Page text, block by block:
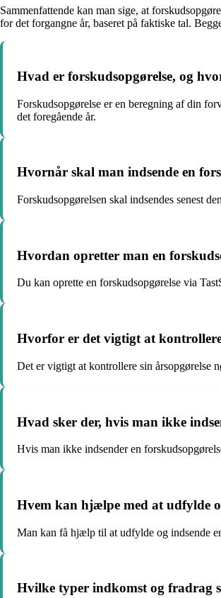
Sammenfattende kan man sige, at
for det forgangne år, baseret på faktiske tal.
Hvad er forskudsopgørelse, og
Forskudsopgørelse er en beregning af din
det foregående år.
Hvornår skal man indsende en
Forskudsopgørelsen skal indsendes senest
Hvordan opretter man en
Du kan oprette en forskudsopgørelse via
Hvorfor er det vigtigt at
Det er vigtigt at kontrollere sin årsopgørelse
Hvad sker der, hvis man ikke
Hvis man ikke indsender en
Hvem kan hjælpe med at udfylde
Man kan få hjælp til at udfylde og indsende
Hvilke typer indkomst og fradrag